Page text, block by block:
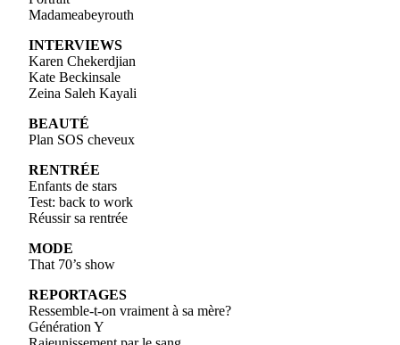
Madameabeyrouth
INTERVIEWS
Karen Chekerdjian
Kate Beckinsale
Zeina Saleh Kayali
BEAUTÉ
Plan SOS cheveux
RENTRÉE
Enfants de stars
Test: back to work
Réussir sa rentrée
MODE
That 70’s show
REPORTAGES
Ressemble-t-on vraiment à sa mère?
Génération Y